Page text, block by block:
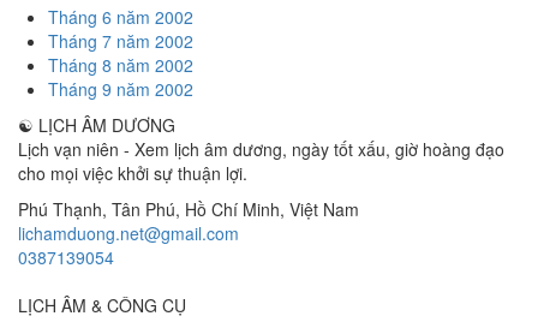
Tháng 6 năm 2002
Tháng 7 năm 2002
Tháng 8 năm 2002
Tháng 9 năm 2002
☯ LỊCH ÂM DƯƠNG
Lịch vạn niên - Xem lịch âm dương, ngày tốt xấu, giờ hoàng đạo
cho mọi việc khởi sự thuận lợi.
Phú Thạnh, Tân Phú, Hồ Chí Minh, Việt Nam
lichamduong.net@gmail.com
0387139054
LỊCH ÂM & CÔNG CỤ